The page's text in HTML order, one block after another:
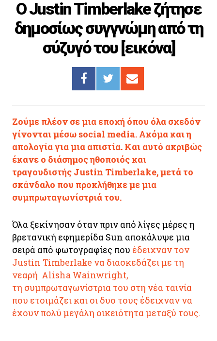
ΣΥΝΔΕΣΜΟΙ
O Justin Timberlake ζήτησε
δημοσίως συγγνώμη από τη
σύζυγό του [εικόνα]
Ζούμε πλέον σε μια εποχή όπου όλα σχεδόν
γίνονται μέσω social media. Ακόμα και η
απολογία για μια απιστία. Και αυτό ακριβώς
έκανε ο διάσημος ηθοποιός και
τραγουδιστής Justin Timberlake, μετά το
σκάνδαλο που προκλήθηκε με μια
συμπρωταγωνίστριά του.
Όλα ξεκίνησαν όταν πριν από λίγες μέρες η
βρετανική εφημερίδα Sun αποκάλυψε μια
σειρά από φωτογραφίες που έδειχναν τον
Justin Timberlake να διασκεδάζει με τη
νεαρή Alisha Wainwright,
τη συμπρωταγωνίστρια του στη νέα ταινία
που ετοιμάζει και οι δυο τους έδειχναν να
έχουν πολύ μεγάλη οικειότητα μεταξύ τους.